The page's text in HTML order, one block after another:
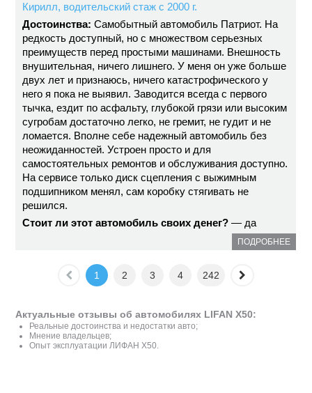
Кирилл, водительский стаж с 2000 г.
Достоинства: Самобытный автомобиль Патриот. На
редкость доступный, но с множеством серьезных
преимуществ перед простыми машинами. Внешность
внушительная, ничего лишнего. У меня он уже больше
двух лет и признаюсь, ничего катастрофического у
него я пока не выявил. Заводится всегда с первого
тычка, ездит по асфальту, глубокой грязи или высоким
сугробам достаточно легко, не гремит, не гудит и не
ломается. Вполне себе надежный автомобиль без
неожиданностей. Устроен просто и для
самостоятельных ремонтов и обслуживания доступно.
На сервисе только диск сцепления с выжимным
подшипником менял, сам коробку стягивать не
решился.
Стоит ли этот автомобиль своих денег? — да
ПОДРОБНЕЕ
1 2 3 4 242
Актуальные отзывы об автомобилях LIFAN X50:
Реальные достоинства и недостатки авто;
Мнение владельцев;
Опыт эксплуатации ЛИФАН X50.